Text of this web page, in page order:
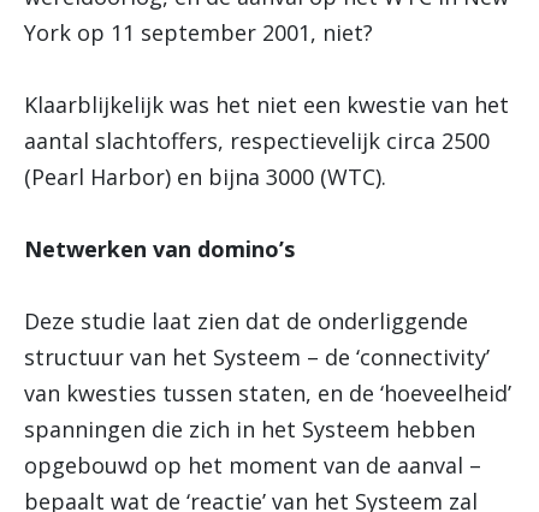
York op 11 september 2001, niet?
Klaarblijkelijk was het niet een kwestie van het
aantal slachtoffers, respectievelijk circa 2500
(Pearl Harbor) en bijna 3000 (WTC).
Netwerken van domino’s
Deze studie laat zien dat de onderliggende
structuur van het Systeem – de ‘connectivity’
van kwesties tussen staten, en de ‘hoeveelheid’
spanningen die zich in het Systeem hebben
opgebouwd op het moment van de aanval –
bepaalt wat de ‘reactie’ van het Systeem zal